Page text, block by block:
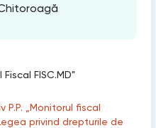
FISC.MD"
P.P. „Monitorul fiscal
privind drepturile de